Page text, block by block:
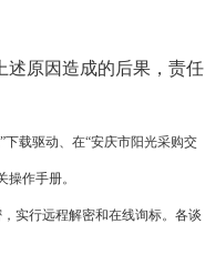
述原因造成的后果，责任
下载驱动、在“安庆市阳光采购交
作手册。
实行远程解密和在线询标。各谈